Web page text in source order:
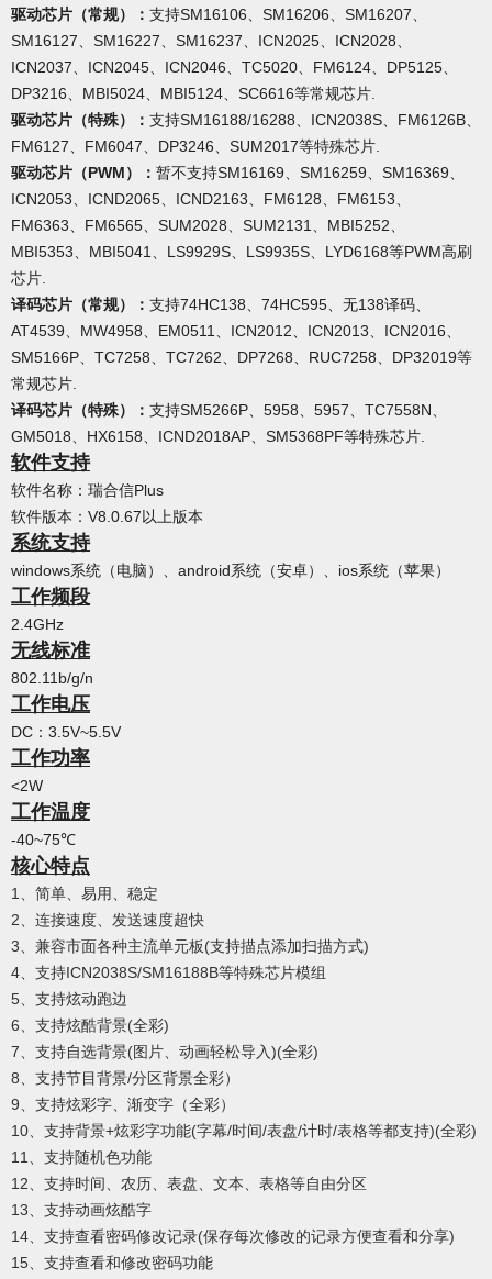
驱动芯片（常规） ： 支持SM16106、SM16206、SM16207、
SM16127、SM16227、SM16237、ICN2025、ICN2028、
ICN2037、ICN2045、ICN2046、TC5020、FM6124、DP5125、
DP3216、MBI5024、MBI5124、SC6616等常规芯片.
驱动芯片（特殊）
： 支持SM16188/16288、ICN2038S、FM6126B、
FM6127、FM6047、DP3246、SUM2017等特殊芯片.
驱动芯片（PWM）
： 暂不支持SM16169、SM16259、SM16369、
ICN2053、ICND2065、ICND2163、FM6128、FM6153、
FM6363、FM6565、SUM2028、SUM2131、MBI5252、
MBI5353、MBI5041、LS9929S、LS9935S、LYD6168等PWM高刷
芯片.
译码芯片（常规）： 支持74HC138、74HC595、无138译码、
AT4539、MW4958、EM0511、ICN2012、ICN2013、ICN2016、
SM5166P、TC7258、TC7262、DP7268、RUC7258、DP32019等
常规芯片.
译码芯片（特殊）： 支持SM5266P、5958、5957、TC7558N、
GM5018、HX6158、ICND2018AP、SM5368PF等特殊芯片.
软件支持
软件名称：瑞合信Plus
软件版本：V8.0.67以上版本
系统支持
windows系统（电脑）、android系统（安卓）、ios系统（苹果）
工作频段
2.4GHz
无线标准
802.11b/g/n
工作电压
DC：3.5V~5.5V
工作功率
<2W
工作温度
-40~75℃
核心特点
1、简单、易用、稳定
2、连接速度、发送速度超快
3、兼容市面各种主流单元板(支持描点添加扫描方式)
4、支持ICN2038S/SM16188B等特殊芯片模组
5、支持炫动跑边
6、支持炫酷背景(全彩)
7、支持自选背景(图片、动画轻松导入)(全彩)
8、支持节目背景/分区背景全彩）
9、支持炫彩字、渐变字（全彩）
10、支持背景+炫彩字功能(字幕/时间/表盘/计时/表格等都支持)(全彩)
11、支持随机色功能
12、支持时间、农历、表盘、文本、表格等自由分区
13、支持动画炫酷字
14、支持查看密码修改记录(保存每次修改的记录方便查看和分享)
15、支持查看和修改密码功能